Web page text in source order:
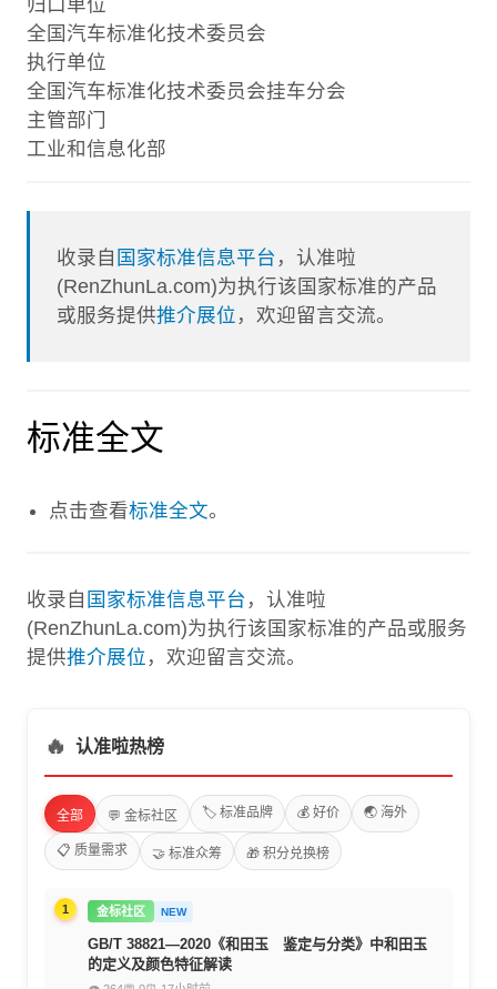
全国汽车标准化技术委员会
执行单位
全国汽车标准化技术委员会挂车分会
主管部门
工业和信息化部
收录自 国家标准信息平台 ，认准啦
(RenZhunLa.com)为执行该国家标准的产品
或服务提供推介展位 ，欢迎留言交流。
标准全文
点击查看标准全文。
收录自 国家标准信息平台 ，认准啦
(RenZhunLa.com)为执行该国家标准的产品或服务
提供推介展位 ，欢迎留言交流。
🔥 认准啦热榜
全部 💬 金标社区 🏷️ 标准品牌 💰 好价 🌏 海外
📋 质量需求 🤝 标准众筹 🎁 积分兑换榜
1 金标社区 NEW
GB/T 38821—2020《和田玉 鉴定与分类》中和田玉
的定义及颜色特征解读